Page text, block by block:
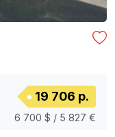
19 706 р.
6 700 $ / 5 827 €